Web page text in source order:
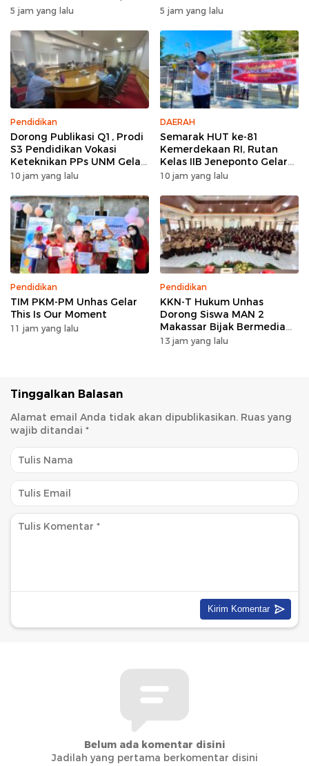
Bakti Sosial, dan Hiburan
5 jam yang lalu
Tallasa
5 jam yang lalu
Pendidikan
Dorong Publikasi Q1, Prodi
S3 Pendidikan Vokasi
Keteknikan PPs UNM Gelar
Workshop Artikel Ilmiah
10 jam yang lalu
DAERAH
Semarak HUT ke-81
Kemerdekaan RI, Rutan
Kelas IIB Jeneponto Gelar
Upacara Pembukaan Pekan
10 jam yang lalu
Pendidikan
TIM PKM-PM Unhas Gelar
This Is Our Moment
11 jam yang lalu
Pendidikan
KKN-T Hukum Unhas
Dorong Siswa MAN 2
Makassar Bijak Bermedia
Sosial
13 jam yang lalu
Tinggalkan Balasan
Alamat email Anda tidak akan dipublikasikan. Ruas yang
wajib ditandai *
Belum ada komentar disini
Jadilah yang pertama berkomentar disini